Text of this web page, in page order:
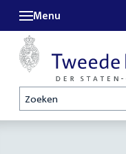
Zoeken
Menu